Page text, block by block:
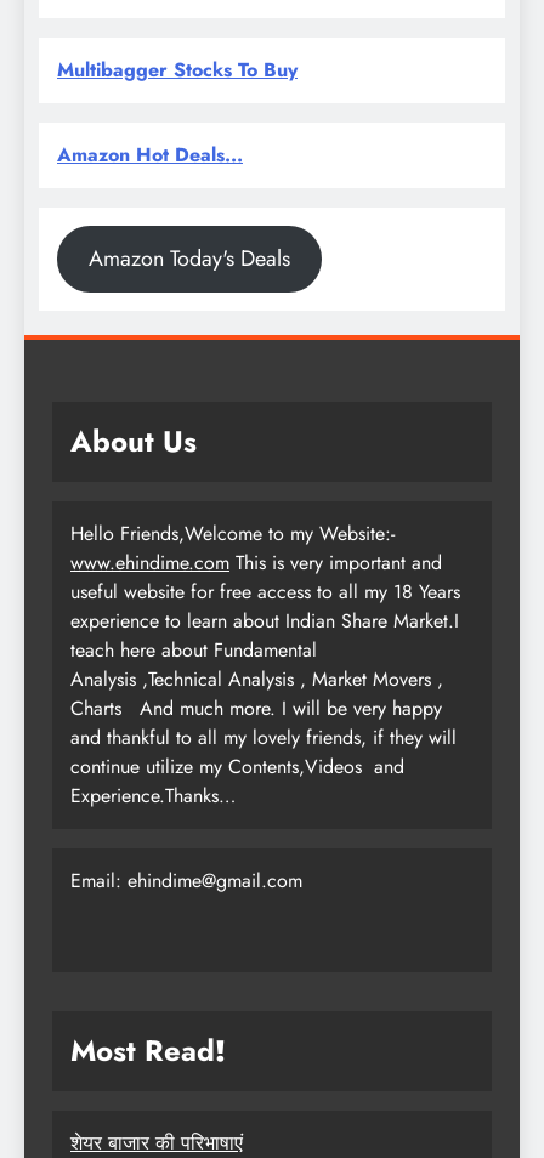
Multibagger Stocks To Buy
Amazon Hot Deals...
Amazon Today's Deals
About Us
Hello Friends,Welcome to my Website:-
www.ehindime.com This is very important and
useful website for free access to all my 18 Years
experience to learn about Indian Share Market.I
teach here about Fundamental
Analysis ,Technical Analysis , Market Movers ,
Charts
And much more. I will be very happy
and thankful to all my lovely friends, if they will
continue utilize my Contents,Videos and
Experience.Thanks…
Email: ehindime@gmail.com
Most Read!
शेयर बाजार की परिभाषाएं